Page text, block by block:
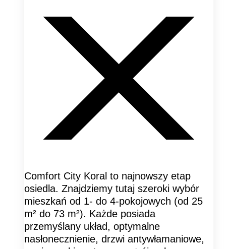
Comfort City Koral to najnowszy etap
osiedla. Znajdziemy tutaj szeroki wybór
mieszkań od 1- do 4-pokojowych (od 25
m² do 73 m²). Każde posiada
przemyślany układ, optymalne
nasłonecznienie, drzwi antywłamaniowe,